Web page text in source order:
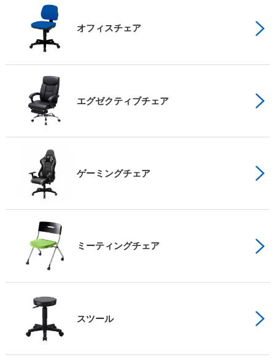
オフィスチェア
エグゼクティブチェア
ゲーミングチェア
ミーティングチェア
スツール